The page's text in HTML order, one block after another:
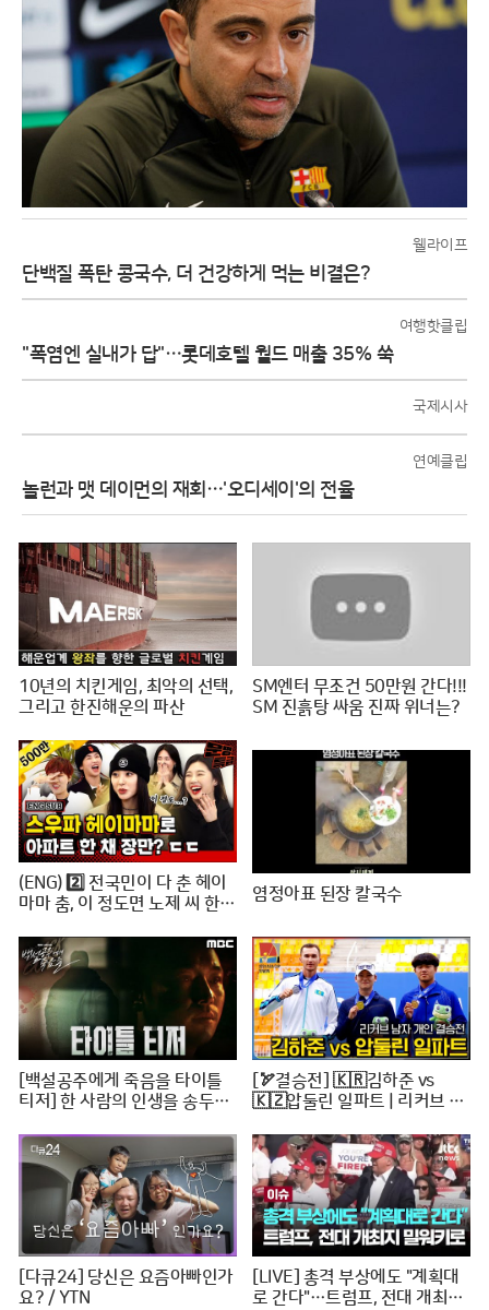
웰라이프
단백질 폭탄 콩국수, 더 건강하게 먹는 비결은?
여행핫클립
"폭염엔 실내가 답"…롯데호텔 월드 매출 35% 쑥
국제시사
연예클립
놀런과 맷 데이먼의 재회…'오디세이'의 전율
10년의 치킨게임, 최악의 선택,
그리고 한진해운의 파산
SM엔터 무조건 50만원 간다!!!
SM 진흙탕 싸움 진짜 위너는?
(ENG) 2️⃣ 전국민이 다 춘 헤이
마마 춤, 이 정도면 노제 씨 한강
지? (순수한 궁금증) / [문명특
급 EP.222-2]
염정아표 된장 칼국수
[백설공주에게 죽음을 타이틀
티저] 한 사람의 인생을 송두리
0816 방송
[🏹결승전] 🇰🇷김하준 vs
🇰🇿압둘린 일파트 | 리커브 남
3차 양궁대회]
[다큐24] 당신은 요즘아빠인가
요? / YTN
[LIVE] 총격 부상에도 "계획대
로 간다"…트럼프, 전대 개최지